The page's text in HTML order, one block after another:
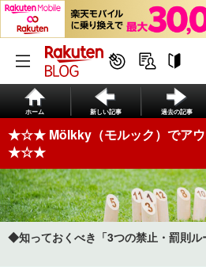
ホーム 新しい記事 過去の記事
★☆★ Mölkky（モルック）でアウ
★☆★
◆知っておくべき「3つの禁止・罰則